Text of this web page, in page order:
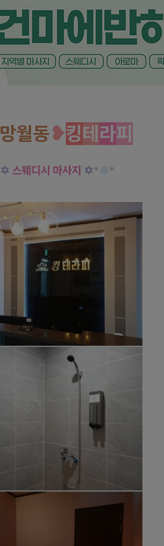
망월동❥킹테 라피
✡ 스웨디시 마사지 ✡* *